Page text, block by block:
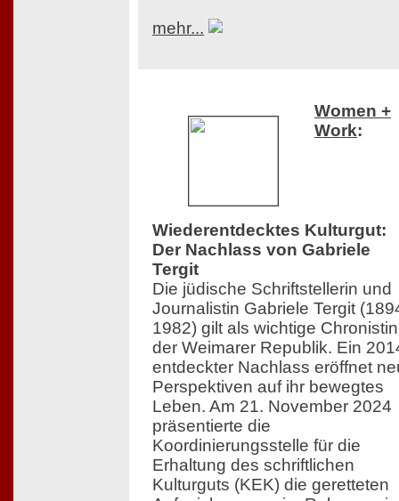
mehr...
Women +
Work:
Wiederentdecktes Kulturgut:
Der Nachlass von Gabriele
Tergit
Die jüdische Schriftstellerin und
Journalistin Gabriele Tergit
1982) gilt als wichtige Chronistin
der Weimarer Republik. Ein
entdeckter Nachlass eröffnet
Perspektiven auf ihr bewegtes
Leben. Am 21. November 2024
präsentierte die
Koordinierungsstelle für die
Erhaltung des schriftlichen
Kulturguts (KEK) die geretteten